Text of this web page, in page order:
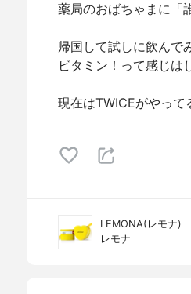
薬局のおばちゃまに「
帰国して試しに飲んで
ビタミン！って感じは
現在はTWICEがやって
LEMONA(レモナ)
レモナ